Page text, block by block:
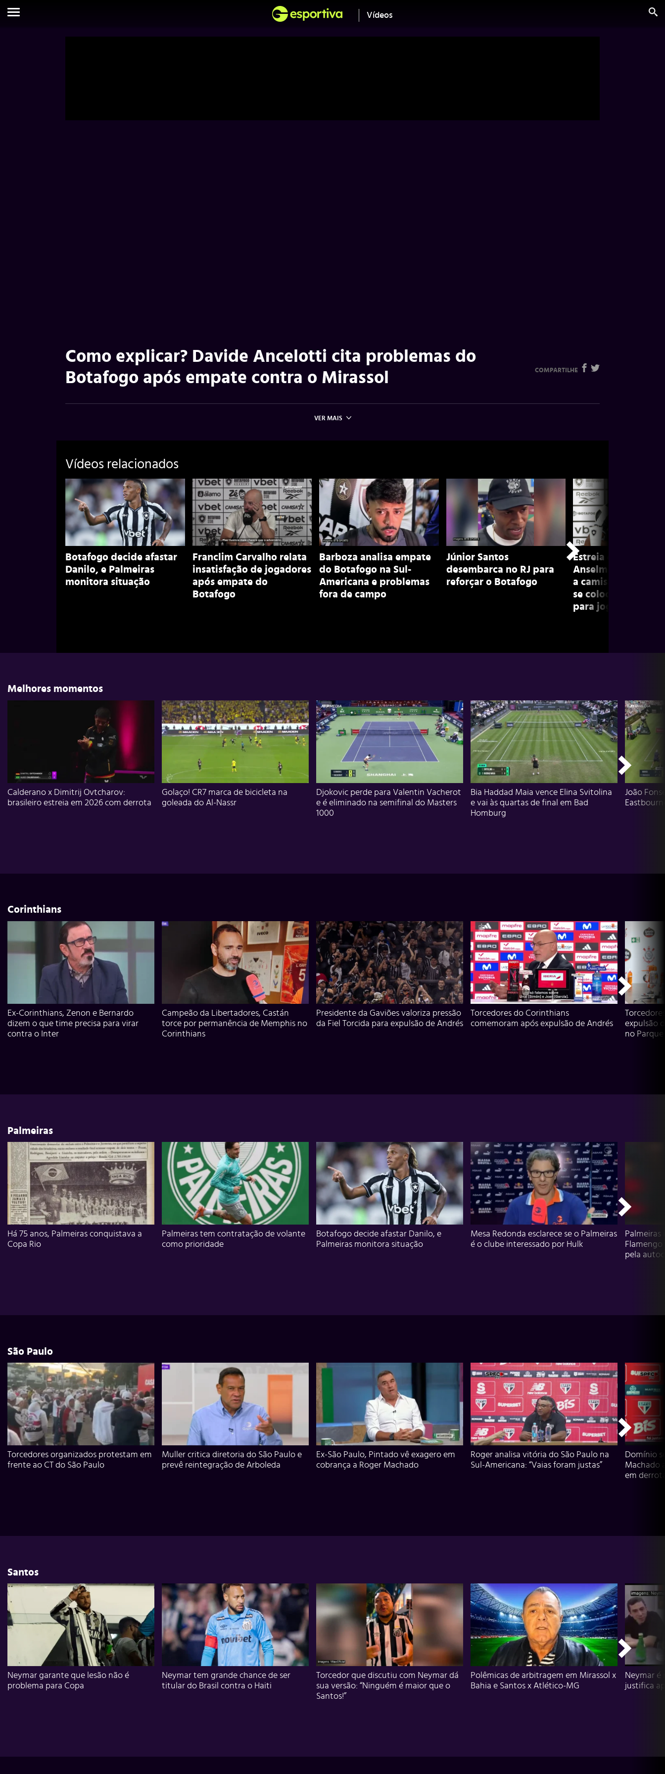
Vídeos
Como explicar? Davide Ancelotti cita problemas do
Botafogo após empate contra o Mirassol
COMPARTILHE
VER MAIS
Vídeos relacionados
Botafogo decide afastar
Danilo, e Palmeiras
monitora situação
Franclim Carvalho relata
insatisfação de jogadores
após empate do
Botafogo
Barboza analisa empate
do Botafogo na Sul-
Americana e problemas
fora de campo
Júnior Santos
desembarca no RJ para
reforçar o Botafogo
Estreia e conversa
Anselmi: Edenilson
a camisa do
se coloca à
para jogar
Melhores momentos
Calderano x Dimitrij Ovtcharov:
brasileiro estreia em 2026 com derrota
Golaço! CR7 marca de bicicleta na
goleada do Al-Nassr
Djokovic perde para Valentin Vacherot
e é eliminado na semifinal do Masters
1000
Bia Haddad Maia vence Elina Svitolina
e vai às quartas de final em Bad
Homburg
João
Corinthians
Ex-Corinthians, Zenon e Bernardo
dizem o que time precisa para virar
contra o Inter
Campeão da Libertadores, Castán
torce por permanência de Memphis no
Corinthians
Presidente da Gaviões valoriza pressão
da Fiel Torcida para expulsão de Andrés
Torcedores do Corinthians
comemoram após expulsão de Andrés
expulsão
no Parque
Palmeiras
Há 75 anos, Palmeiras conquistava a
Copa Rio
Palmeiras tem contratação de volante
como prioridade
Botafogo decide afastar Danilo, e
Palmeiras monitora situação
Mesa Redonda esclarece se o Palmeiras
é o clube interessado por Hulk
Flamengo
pela
São Paulo
Torcedores organizados protestam em
frente ao CT do São Paulo
Muller critica diretoria do São Paulo e
prevê reintegração de Arboleda
Ex-São Paulo, Pintado vê exagero em
cobrança a Roger Machado
Roger analisa vitória do São Paulo na
Sul-Americana: “Vaias foram justas”
Domínio
Machado
em
Santos
Neymar garante que lesão não é
problema para Copa
Neymar tem grande chance de ser
titular do Brasil contra o Haiti
Torcedor que discutiu com Neymar dá
sua versão: “Ninguém é maior que o
Santos!”
Polêmicas de arbitragem em Mirassol x
Bahia e Santos x Atlético-MG
Neymar é
justifica